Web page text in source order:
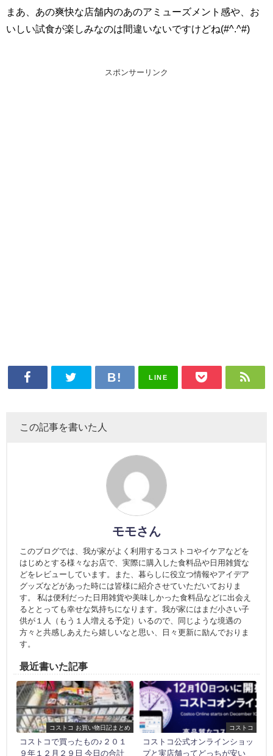
まあ、あの爽快な店舗内のあのアミューズメント感や、お
いしい試食が楽しみなのは間違いないですけどね(#^.^#)
スポンサーリンク
LINE
この記事を書いた人
モモさん
このブログでは、我が家がよく利用するコストコやイケアなどを
はじめとする様々なお店で、実際に購入した食料品や日用雑貨な
どをレビューしています。また、暮らしに役立つ情報やアイデア
グッズなどがあった時には皆様に紹介させていただいておりま
す。 私は便利だった日用雑貨や美味しかった食料品などに出会え
るととっても幸せな気持ちになります。我が家にはまだ小さい子
供が１人（もう１人増える予定）いるので、同じような境遇の
方々と共感しあえたら嬉しいなと思い、日々更新に励んでおりま
す。
最近書いた記事
コストコ お買い物日記まとめ
コストコで買ったもの♪２０１
９年１２月２９日 今日の合計
コストコ
コストコ公式オンラインショッ
プと実店舗ってどっちが安い